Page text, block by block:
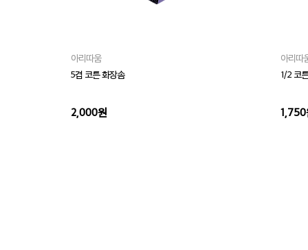
아리따움
5겹 코튼 화장솜
2,000원
아리따
1/2 코
1,750